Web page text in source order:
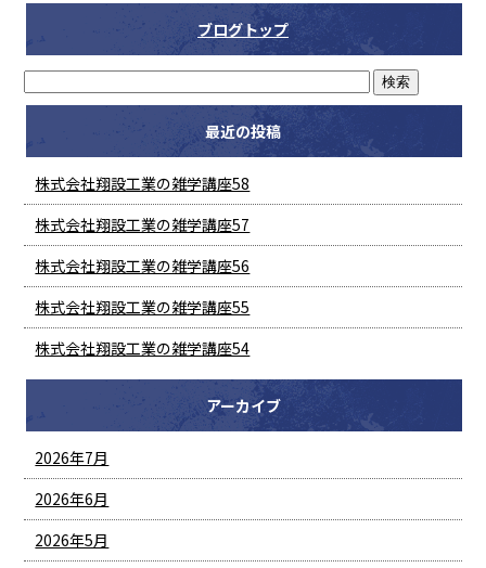
ブログトップ
最近の投稿
株式会社翔設工業の雑学講座58
株式会社翔設工業の雑学講座57
株式会社翔設工業の雑学講座56
株式会社翔設工業の雑学講座55
株式会社翔設工業の雑学講座54
アーカイブ
2026年7月
2026年6月
2026年5月